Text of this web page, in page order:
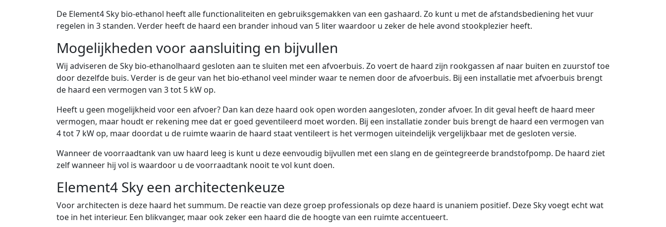
De Element4 Sky bio-ethanol heeft alle functionaliteiten en gebruiksgemakken van een gashaard. Zo kunt u met de afstandsbediening het vuur
regelen in 3 standen. Verder heeft de haard een brander inhoud van 5 liter waardoor u zeker de hele avond stookplezier heeft.
Mogelijkheden voor aansluiting en bijvullen
Wij adviseren de Sky bio-ethanolhaard gesloten aan te sluiten met een afvoerbuis. Zo voert de haard zijn rookgassen af naar buiten en zuurstof toe
door dezelfde buis. Verder is de geur van het bio-ethanol veel minder waar te nemen door de afvoerbuis. Bij een installatie met afvoerbuis brengt
de haard een vermogen van 3 tot 5 kW op.
Heeft u geen mogelijkheid voor een afvoer? Dan kan deze haard ook open worden aangesloten, zonder afvoer. In dit geval heeft de haard meer
vermogen, maar houdt er rekening mee dat er goed geventileerd moet worden. Bij een installatie zonder buis brengt de haard een vermogen van
4 tot 7 kW op, maar doordat u de ruimte waarin de haard staat ventileert is het vermogen uiteindelijk vergelijkbaar met de gesloten versie.
Wanneer de voorraadtank van uw haard leeg is kunt u deze eenvoudig bijvullen met een slang en de geïntegreerde brandstofpomp. De haard ziet
zelf wanneer hij vol is waardoor u de voorraadtank nooit te vol kunt doen.
Element4 Sky een architectenkeuze
Voor architecten is deze haard het summum. De reactie van deze groep professionals op deze haard is unaniem positief. Deze Sky voegt echt wat
toe in het interieur. Een blikvanger, maar ook zeker een haard die de hoogte van een ruimte accentueert.